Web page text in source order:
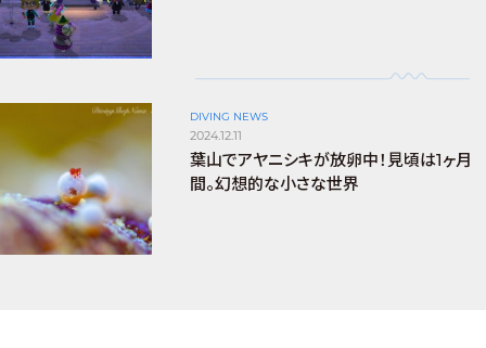
DIVING NEWS
2024.12.11
葉山でアヤニシキが放卵中！見頃は1ヶ月
間。幻想的な小さな世界